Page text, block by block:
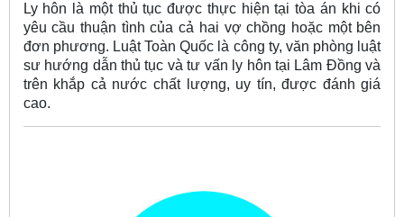
Ly hôn là một thủ tục được thực hiện tại tòa án khi có
yêu cầu thuận tình của cả hai vợ chồng hoặc một bên
đơn phương. Luật Toàn Quốc là công ty, văn phòng luật
sư hướng dẫn thủ tục và tư vấn ly hôn tại Lâm Đồng và
trên khắp cả nước chất lượng, uy tín, được đánh giá
cao.